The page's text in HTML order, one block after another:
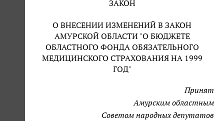
ЗАКОН
О ВНЕСЕНИИ ИЗМЕНЕНИЙ В ЗАКОН
АМУРСКОЙ ОБЛАСТИ "О БЮДЖЕТЕ
ОБЛАСТНОГО ФОНДА ОБЯЗАТЕЛЬНОГО
МЕДИЦИНСКОГО СТРАХОВАНИЯ НА 1999
ГОД"
Принят
Амурским областным
Советом народных депутатов